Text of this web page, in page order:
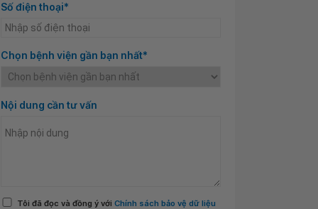
Số điện thoại*
Chọn bệnh viện gần bạn nhất*
Nội dung cần tư vấn
Tôi đã đọc và đồng ý với Chính sách bảo vệ dữ liệu